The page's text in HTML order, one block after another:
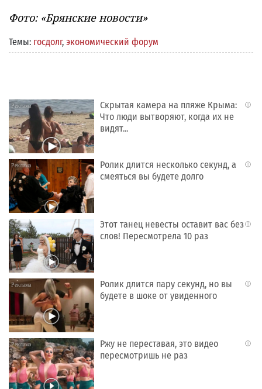
Фото: «Брянские новости»
Темы: госдолг, экономический форум
i
Скрытая камера на пляже Крыма:
Что люди вытворяют, когда их не
видят...
i
Ролик длится несколько секунд, а
смеяться вы будете долго
i
Этот танец невесты оставит вас без
слов! Пересмотрела 10 раз
i
Ролик длится пару секунд, но вы
будете в шоке от увиденного
i
Ржу не переставая, это видео
пересмотришь не раз